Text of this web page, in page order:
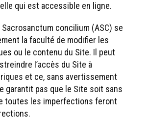
qui est accessible en ligne.
Sacrosanctum concilium (ASC) se
la faculté de modifier les
ou le contenu du Site. Il peut
l’accès du Site à
et ce, sans avertissement
garantit pas que le Site soit sans
toutes les imperfections feront